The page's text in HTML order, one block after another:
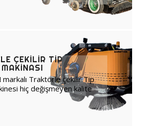
ÇEKILIR TIP
MAKINASI
markalı Traktörle çekilir Tip
hiç değişmeyen kalite